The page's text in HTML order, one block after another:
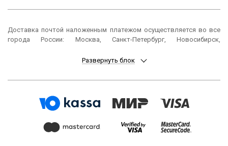
Доставка почтой наложенным платежом осуществляется во все
города России: Москва, Санкт-Петербург, Новосибирск,
Ростов-на-Дону, Уфа, Красноярск, Пермь, Воронеж, Волгоград,
Челны, Пенза, Липецк, Киров, Чебоксары, Тула, Калининград,
Балашиха, Курск, Ставрополь, Улан-Удэ, Тверь, Магнитогорск,
Архангельск, Чита, Калуга, Симферополь, Смоленск, Волжский,
Развернуть блок